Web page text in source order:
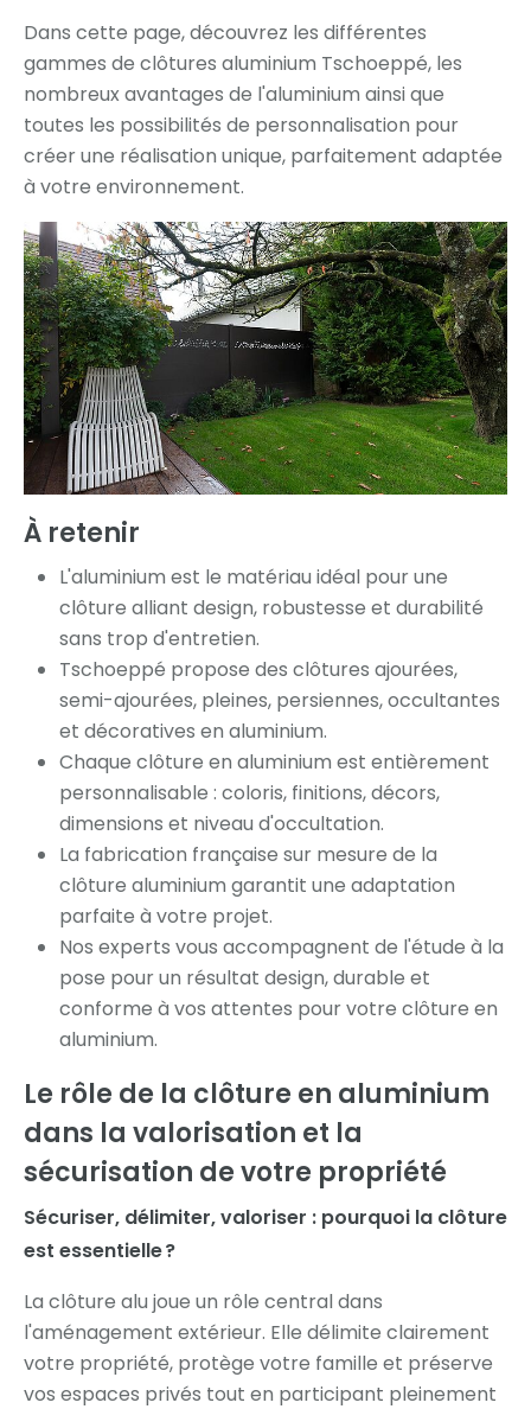
Dans cette page, découvrez les différentes
gammes de clôtures aluminium Tschoeppé, les
nombreux avantages de l'aluminium ainsi que
toutes les possibilités de personnalisation pour
créer une réalisation unique, parfaitement adaptée
à votre environnement.
À retenir
L'aluminium est le matériau idéal pour une
clôture alliant design, robustesse et durabilité
sans trop d'entretien.
Tschoeppé propose des clôtures ajourées,
semi-ajourées, pleines, persiennes, occultantes
et décoratives en aluminium.
Chaque clôture en aluminium est entièrement
personnalisable : coloris, finitions, décors,
dimensions et niveau d'occultation.
La fabrication française sur mesure de la
clôture aluminium garantit une adaptation
parfaite à votre projet.
Nos experts vous accompagnent de l'étude à la
pose pour un résultat design, durable et
conforme à vos attentes pour votre clôture en
aluminium.
Le rôle de la clôture en aluminium
dans la valorisation et la
sécurisation de votre propriété
Sécuriser, délimiter, valoriser : pourquoi la clôture
est essentielle ?
La clôture alu joue un rôle central dans
l'aménagement extérieur. Elle délimite clairement
votre propriété, protège votre famille et préserve
vos espaces privés tout en participant pleinement